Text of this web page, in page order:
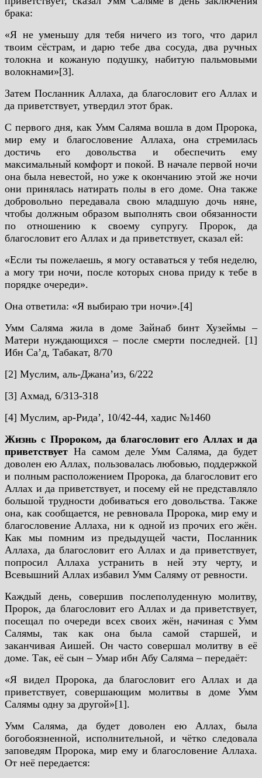
брака:
«Я не уменьшу для тебя ничего из того, что дарил
твоим сёстрам, и дарю тебе два сосуда, два ручных
толокна и кожаную подушку, набитую пальмовыми
волокнами»[3].
Затем Посланник Аллаха, да благословит его Аллах и
да приветствует, утвердил этот брак.
С первого дня, как Умм Саляма вошла в дом Пророка,
мир ему и благословение Аллаха, она стремилась
достичь его довольства и обеспечить ему
максимальный комфорт и покой. В начале первой ночи
она была невестой, но уже к окончанию этой же ночи
они принялась натирать полы в его доме. Она также
добровольно передавала свою младшую дочь няне,
чтобы должным образом выполнять свои обязанности
по отношению к своему супругу. Пророк, да
благословит его Аллах и да приветствует, сказал ей:
«Если ты пожелаешь, я могу оставаться у тебя неделю,
а могу три ночи, после которых снова приду к тебе в
порядке очереди».
Она ответила: «Я выбираю три ночи».[4]
Умм Саляма жила в доме Зайнаб бинт Хузеймы –
Матери нуждающихся – после смерти последней. [1]
Ибн Саʼд, Табакат, 8/70
[2] Муслим, аль-Джанаʼиз, 6/222
[3] Ахмад, 6/313-318
[4] Муслим, ар-Ридаʼ, 10/42-44, хадис №1460
Жизнь с Пророком, да благословит его Аллах и да
приветствует На самом деле Умм Саляма, да будет
доволен ею Аллах, пользовалась любовью, поддержкой
и полным расположением Пророка, да благословит его
Аллах и да приветствует, и посему ей не представляло
большой трудности добиваться его довольства. Также
она, как сообщается, не ревновала Пророка, мир ему и
благословение Аллаха, ни к одной из прочих его жён.
Как мы помним из предыдущей части, Посланник
Аллаха, да благословит его Аллах и да приветствует,
попросил Аллаха устранить в ней эту черту, и
Всевышний Аллах избавил Умм Саляму от ревности.
Каждый день, совершив послеполуденную молитву,
Пророк, да благословит его Аллах и да приветствует,
посещал по очереди всех своих жён, начиная с Умм
Салямы, так как она была самой старшей, и
заканчивая Аишей. Он часто совершал молитву в её
доме. Так, её сын – Умар ибн Абу Саляма – передаёт:
«Я видел Пророка, да благословит его Аллах и да
приветствует, совершающим молитвы в доме Умм
Салямы одну за другой»[1].
Умм Саляма, да будет доволен ею Аллах, была
богобоязненной, исполнительной, и чётко следовала
заповедям Пророка, мир ему и благословение Аллаха.
От неё передается: